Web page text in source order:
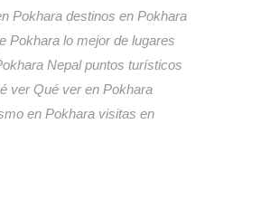
Pokhara destinos en Pokhara
Pokhara lo mejor de lugares
Nepal puntos turísticos
ver Qué ver en Pokhara
en Pokhara visitas en